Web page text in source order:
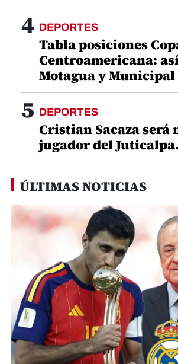
4 DEPORTES
Tabla posiciones
Centroamericana:
Motagua y Municipal
5 DEPORTES
Cristian Sacaza será
jugador del Juticalpa.
ÚLTIMAS NOTICIAS